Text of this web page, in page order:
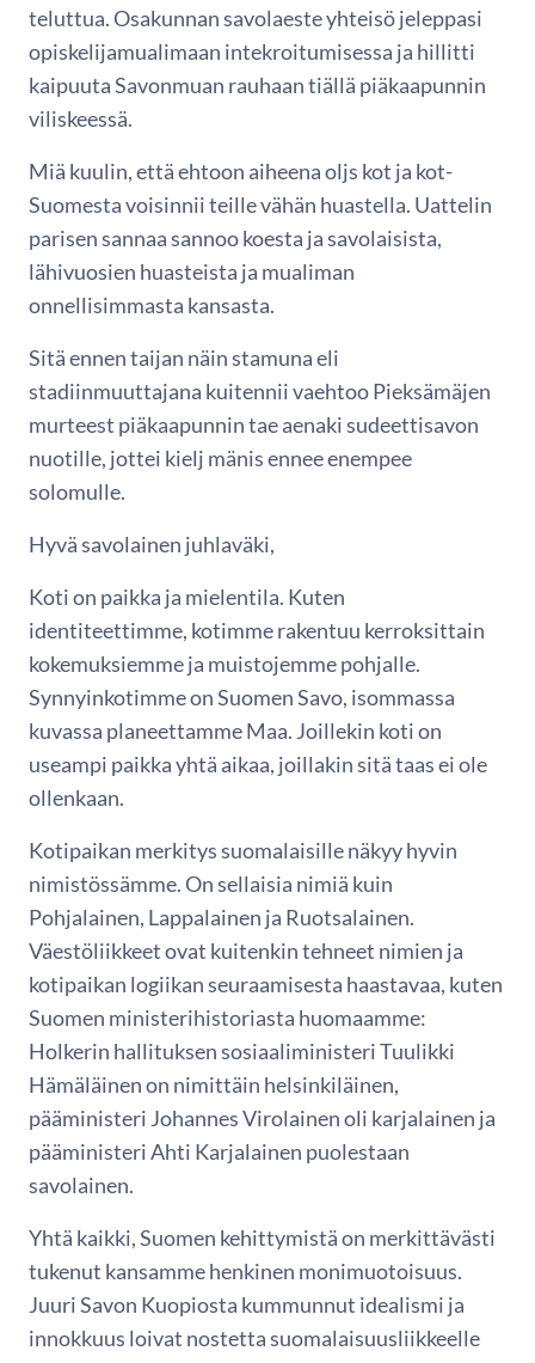
teluttua. Osakunnan savolaeste yhteisö jeleppasi
opiskelijamualimaan intekroitumisessa ja hillitti
kaipuuta Savonmuan rauhaan tiällä piäkaapunnin
viliskeessä.
Miä kuulin, että ehtoon aiheena oljs kot ja kot-
Suomesta voisinnii teille vähän huastella. Uattelin
parisen sannaa sannoo koesta ja savolaisista,
lähivuosien huasteista ja mualiman
onnellisimmasta kansasta.
Sitä ennen taijan näin stamuna eli
stadiinmuuttajana kuitennii vaehtoo Pieksämäjen
murteest piäkaapunnin tae aenaki sudeettisavon
nuotille, jottei kielj mänis ennee enempee
solomulle.
Hyvä savolainen juhlaväki,
Koti on paikka ja mielentila. Kuten
identiteettimme, kotimme rakentuu kerroksittain
kokemuksiemme ja muistojemme pohjalle.
Synnyinkotimme on Suomen Savo, isommassa
kuvassa planeettamme Maa. Joillekin koti on
useampi paikka yhtä aikaa, joillakin sitä taas ei ole
ollenkaan.
Kotipaikan merkitys suomalaisille näkyy hyvin
nimistössämme. On sellaisia nimiä kuin
Pohjalainen, Lappalainen ja Ruotsalainen.
Väestöliikkeet ovat kuitenkin tehneet nimien ja
kotipaikan logiikan seuraamisesta haastavaa, kuten
Suomen ministerihistoriasta huomaamme:
Holkerin hallituksen sosiaaliministeri Tuulikki
Hämäläinen on nimittäin helsinkiläinen,
pääministeri Johannes Virolainen oli karjalainen ja
pääministeri Ahti Karjalainen puolestaan
savolainen.
Yhtä kaikki, Suomen kehittymistä on merkittävästi
tukenut kansamme henkinen monimuotoisuus.
Juuri Savon Kuopiosta kummunnut idealismi ja
innokkuus loivat nostetta suomalaisuusliikkeelle